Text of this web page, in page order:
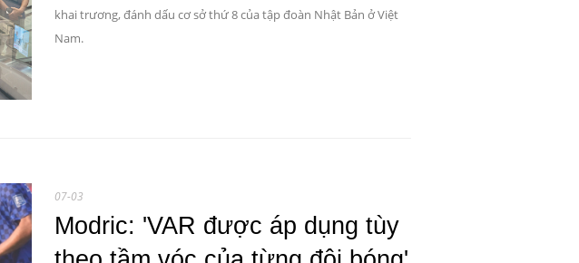
khai trương, đánh dấu cơ sở thứ 8 của tập đoàn Nhật Bản ở Việt
Nam.
07-03
Modric: 'VAR được áp dụng tùy